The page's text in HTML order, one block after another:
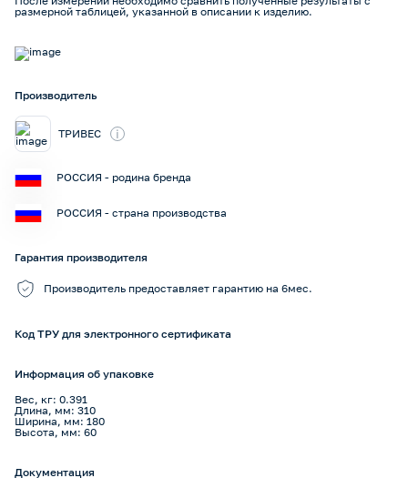
размерной таблицей, указанной в описании к изделию.
Производитель
ТРИВЕС i
РОССИЯ - родина бренда
РОССИЯ - страна производства
Гарантия производителя
Производитель предоставляет гарантию на 6мес.
Код ТРУ для электронного сертификата
Информация об упаковке
Вес, кг: 0.391
Длина, мм: 310
Ширина, мм: 180
Высота, мм: 60
Документация